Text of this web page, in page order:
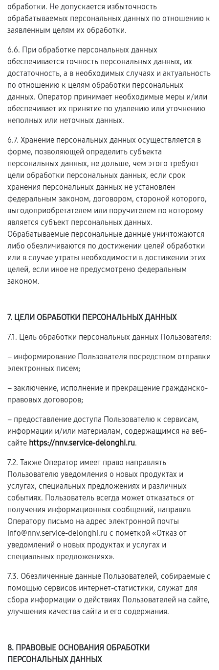
обработки. Не допускается избыточность
обрабатываемых персональных данных по отношению к
заявленным целям их обработки.
6.6. При обработке персональных данных
обеспечивается точность персональных данных, их
достаточность, а в необходимых случаях и актуальность
по отношению к целям обработки персональных
данных. Оператор принимает необходимые меры и/или
обеспечивает их принятие по удалению или уточнению
неполных или неточных данных.
6.7. Хранение персональных данных осуществляется в
форме, позволяющей определить субъекта
персональных данных, не дольше, чем этого требуют
цели обработки персональных данных, если срок
хранения персональных данных не установлен
федеральным законом, договором, стороной которого,
выгодоприобретателем или поручителем по которому
является субъект персональных данных.
Обрабатываемые персональные данные уничтожаются
либо обезличиваются по достижении целей обработки
или в случае утраты необходимости в достижении этих
целей, если иное не предусмотрено федеральным
законом.
7. ЦЕЛИ ОБРАБОТКИ ПЕРСОНАЛЬНЫХ ДАННЫХ
7.1. Цель обработки персональных данных Пользователя:
– информирование Пользователя посредством отправки
электронных писем;
– заключение, исполнение и прекращение гражданско-
правовых договоров;
– предоставление доступа Пользователю к сервисам,
информации и/или материалам, содержащимся на веб-
сайте https://nnv.service-delonghi.ru.
7.2. Также Оператор имеет право направлять
Пользователю уведомления о новых продуктах и
услугах, специальных предложениях и различных
событиях. Пользователь всегда может отказаться от
получения информационных сообщений, направив
Оператору письмо на адрес электронной почты
info@nnv.service-delonghi.ru с пометкой «Отказ от
уведомлений о новых продуктах и услугах и
специальных предложениях».
7.3. Обезличенные данные Пользователей, собираемые с
помощью сервисов интернет-статистики, служат для
сбора информации о действиях Пользователей на сайте,
улучшения качества сайта и его содержания.
8. ПРАВОВЫЕ ОСНОВАНИЯ ОБРАБОТКИ
ПЕРСОНАЛЬНЫХ ДАННЫХ